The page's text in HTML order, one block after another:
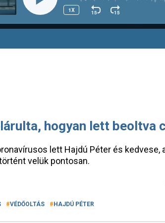
hogyan lett beoltva
lett Hajdú Péter és kedvese,
velük pontosan.
VÉDŐOLTÁS HAJDÚ PÉTER